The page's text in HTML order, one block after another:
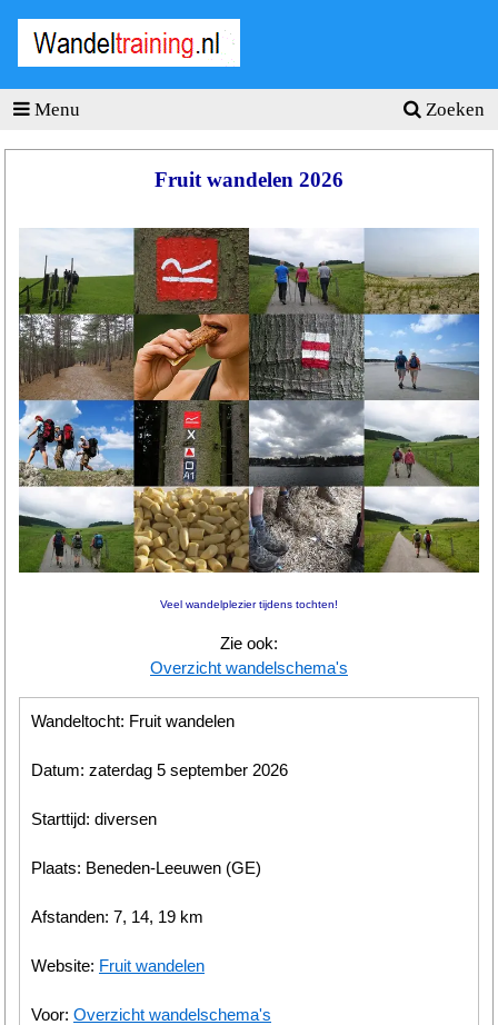
Menu Zoeken
Homepage
Wandelschema's
Wandelblessures
Hartslagmeter
Wandeltochten
Sportvoeding
Ideale
gewicht
Wandelen
Fruit wandelen 2026
Veel wandelplezier tijdens tochten!
Zie ook:
Overzicht wandelschema's
Wandeltocht: Fruit wandelen
Datum: zaterdag 5 september 2026
Starttijd: diversen
Plaats: Beneden-Leeuwen (GE)
Afstanden: 7, 14, 19 km
Website: Fruit wandelen
Voor: Overzicht wandelschema's